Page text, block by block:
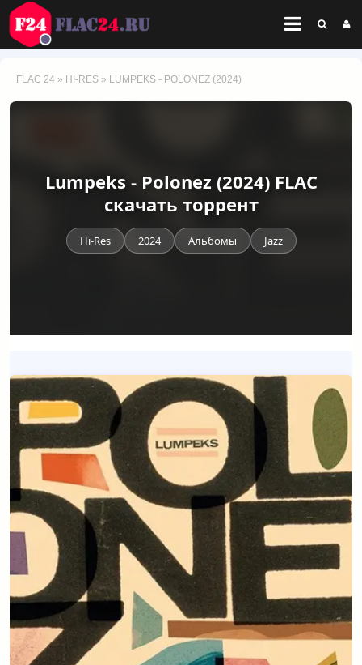
FLAC 24 » HI-RES » LUMPEKS - POLONEZ (2024)
Lumpeks - Polonez (2024) FLAC
скачать торрент
Hi-Res 2024 Альбомы Jazz